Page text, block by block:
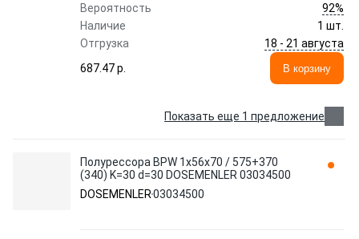
Вероятность
92%
Наличие
1 шт.
Отгрузка
18 - 21 августа
687.47 p.
В корзину
Показать еще 1 предложение
Полурессора BPW 1x56x70 / 575+370
(340) K=30 d=30 DOSEMENLER 03034500
DOSEMENLER03034500